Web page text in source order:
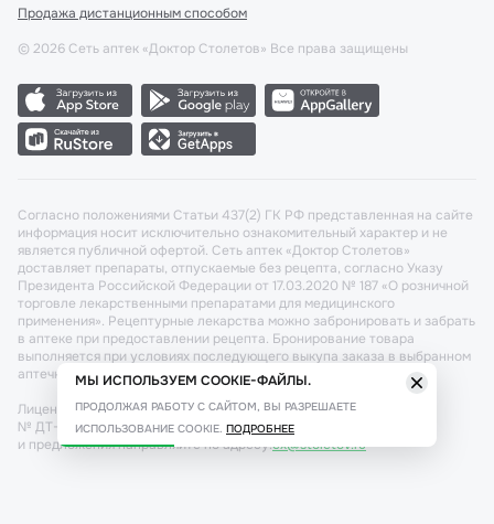
Продажа дистанционным способом
© 2026 Сеть аптек «Доктор Столетов» Все права защищены
Согласно положениями Статьи 437(2) ГК РФ представленная на сайте
информация носит исключительно ознакомительный характер и не
является публичной офертой. Сеть аптек «Доктор Столетов»
доставляет препараты, отпускаемые без рецепта, согласно Указу
Президента Российской Федерации от 17.03.2020 № 187 «О розничной
торговле лекарственными препаратами для медицинского
применения». Рецептурные лекарства можно забронировать и забрать
в аптеке при предоставлении рецепта. Бронирование товара
выполняется при условиях последующего выкупа заказа в выбранном
аптечном пункте.
Лицензия №: ЛО-77-02-011340 от 22 декабря 2020г. Разрешение
№ ДТ-77-000421 от 25.10.2021 г. Вопросы по заказам, претензии
и предложения направляйте по адресу:cx@stoletov.ru
МЫ ИСПОЛЬЗУЕМ COOKIE-ФАЙЛЫ.
ПРОДОЛЖАЯ РАБОТУ С САЙТОМ, ВЫ РАЗРЕШАЕТЕ
ИСПОЛЬЗОВАНИЕ COOKIE. ПОДРОБНЕЕ